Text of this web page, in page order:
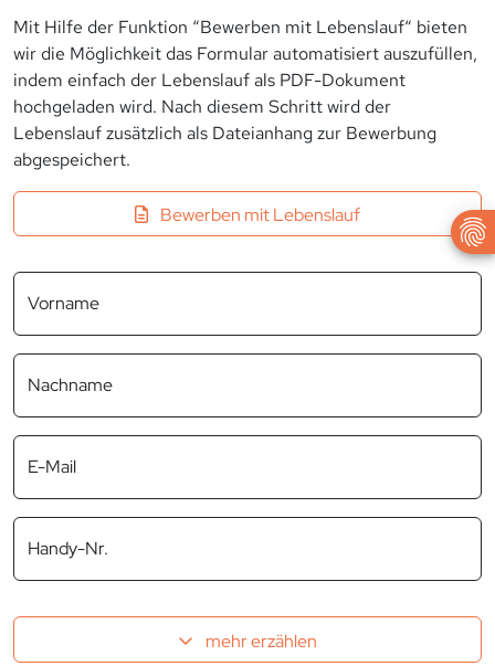
Mit Hilfe der Funktion “Bewerben mit Lebenslauf“ bieten
wir die Möglichkeit das Formular automatisiert auszufüllen,
indem einfach der Lebenslauf als PDF-Dokument
hochgeladen wird. Nach diesem Schritt wird der
Lebenslauf zusätzlich als Dateianhang zur Bewerbung
abgespeichert.
Bewerben mit Lebenslauf
Vorname
Nachname
E-Mail
Handy-Nr.
mehr erzählen